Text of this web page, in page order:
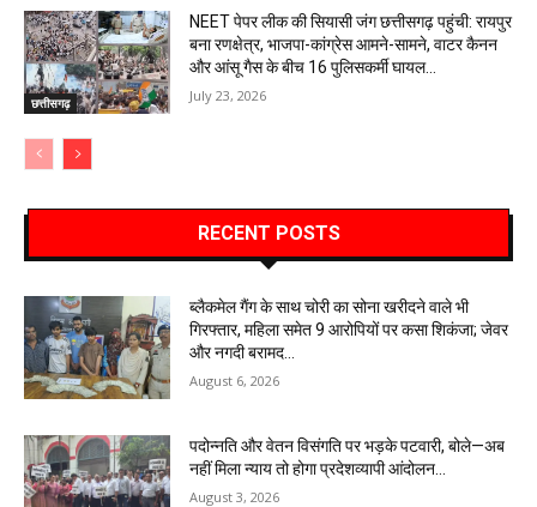
छत्तीसगढ़
NEET पेपर लीक की सियासी जंग छत्तीसगढ़ पहुंची: रायपुर
बना रणक्षेत्र, भाजपा-कांग्रेस आमने-सामने, वाटर कैनन
और आंसू गैस के बीच 16 पुलिसकर्मी घायल…
July 23, 2026
RECENT POSTS
ब्लैकमेल गैंग के साथ चोरी का सोना खरीदने वाले भी
गिरफ्तार, महिला समेत 9 आरोपियों पर कसा शिकंजा; जेवर
और नगदी बरामद…
August 6, 2026
पदोन्नति और वेतन विसंगति पर भड़के पटवारी, बोले—अब
नहीं मिला न्याय तो होगा प्रदेशव्यापी आंदोलन…
August 3, 2026